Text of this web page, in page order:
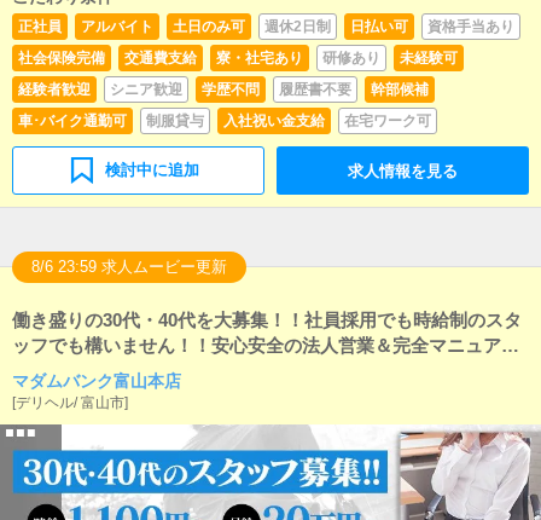
正社員 アルバイト 土日のみ可 週休2日制 日払い可
資格手当あり
社会保険完備
交通費支給 寮・社宅あり 研修あり
未経験可
経験者歓迎
シニア歓迎 学歴不問 履歴書不要
幹部候補
車･バイク通勤可
制服貸与 入社祝い金支給 在宅ワーク可
検討中に追加 求人情報を見る
8/6 23:59 求人ムービー更新
働き盛りの30代・40代を大募集！！社員採用でも時給制のスタ
ッフでも構いません！！安心安全の法人営業＆完全マニュアル
完備で未経験からでも活躍できます！！
マダムバンク富山本店
[デリヘル/富山市]